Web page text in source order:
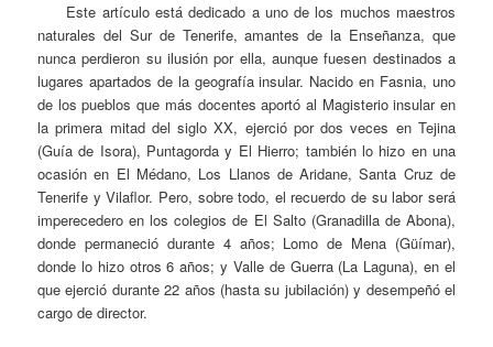
Este artículo está dedicado a uno de los muchos maestros
naturales del Sur de Tenerife, amantes de la Enseñanza, que
nunca perdieron su ilusión por ella, aunque fuesen destinados a
lugares apartados de la geografía insular. Nacido en Fasnia, uno
de los pueblos que más docentes aportó al Magisterio insular en
la primera mitad del siglo XX, ejerció por dos veces en Tejina
(Guía de Isora), Puntagorda y El Hierro; también lo hizo en una
ocasión en El Médano, Los Llanos de Aridane, Santa Cruz de
Tenerife y Vilaflor. Pero, sobre todo, el recuerdo de su labor será
imperecedero en los colegios de El Salto (Granadilla de Abona),
donde permaneció durante 4 años; Lomo de Mena (Güímar),
donde lo hizo otros 6 años; y Valle de Guerra (La Laguna), en el
que ejerció durante 22 años (hasta su jubilación) y desempeñó el
cargo de director.